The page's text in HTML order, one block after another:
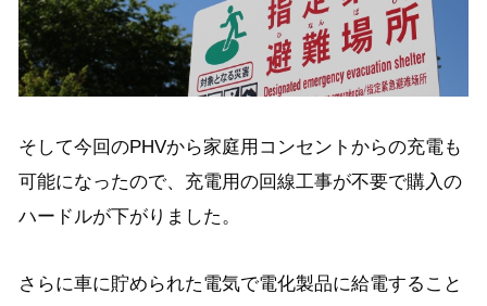
そして今回のPHVから家庭用コンセントからの充電も
可能になったので、充電用の回線工事が不要で購入の
ハードルが下がりました。
さらに車に貯められた電気で電化製品に給電すること